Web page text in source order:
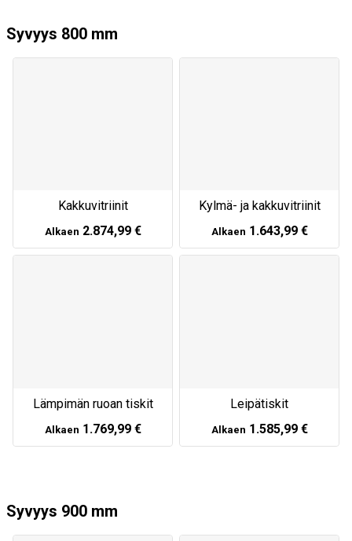
Syvyys 800 mm
Kakkuvitriinit
Alkaen 2.874,99 €
Kylmä- ja kakkuvitriinit
Alkaen 1.643,99 €
Lämpimän ruoan tiskit
Alkaen 1.769,99 €
Leipätiskit
Alkaen 1.585,99 €
Syvyys 900 mm